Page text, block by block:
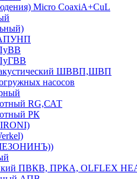
Micro CoaxiA+CuL
АПУНП
ШВВП,ШВП
насосов
RG,САТ
РК
ПВКВ, ПРКА, OLFLEX